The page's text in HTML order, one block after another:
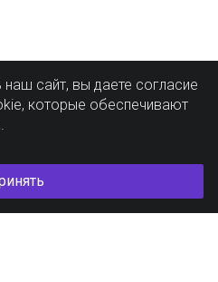
сайт, вы даете согласие
которые обеспечивают